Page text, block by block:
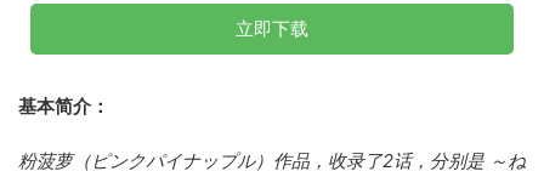
立即下载
基本简介：
粉菠萝（ピンクパイナップル）作品，收录了2话，分别是 ～ね